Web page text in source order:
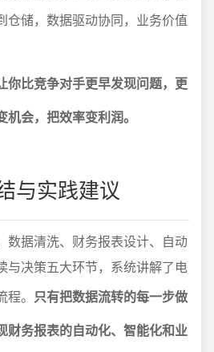
仓储，数据驱动协同，业务价值
你比竞争对手更早发现问题，更
会，把效率变利润。
与实践建议
数据清洗、财务报表设计、自动
与决策五大环节，系统讲解了电
。 只有把数据流转的每一步做
财务报表的自动化、智能化和业